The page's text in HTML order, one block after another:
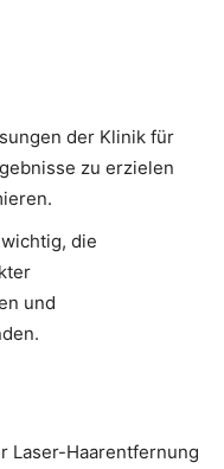
der Klinik für
zu erzielen
die
und
Laser-Haarentfernung